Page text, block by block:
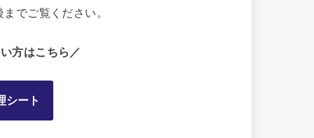
でご覧ください。
方はこちら／
シート